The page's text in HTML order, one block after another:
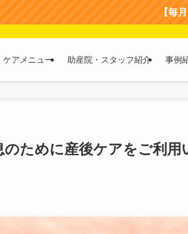
【毎月開催】産後ケア
ケアメニュー 助産院・スタッフ紹介 事例
のために産後ケアをご利用